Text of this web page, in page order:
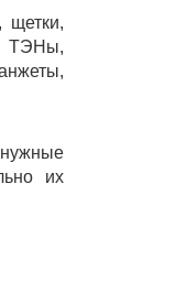
щетки,
ТЭНы,
нужные
их